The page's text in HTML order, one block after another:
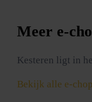
Meer e-
Kesteren ligt in
Bekijk alle e-